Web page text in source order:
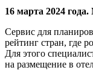
16 марта 2024
Сервис для
рейтинг стран, где
Для этого
на размещение в